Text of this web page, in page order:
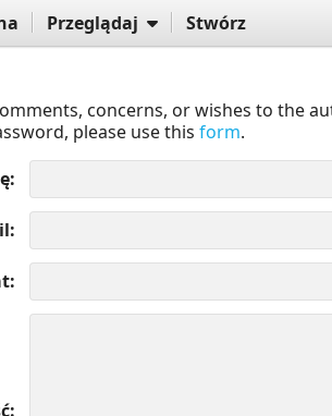
Przeglądaj Stwórz
concerns, or wishes to the
please use this form.